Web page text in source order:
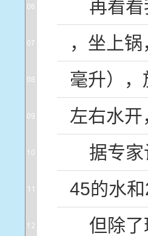
再看看
， 坐 上锅
毫升），
左右水开
据专家
45的水和
但 除了